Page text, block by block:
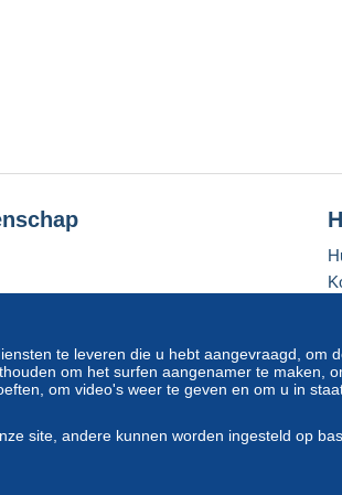
te leveren die u hebt aangevraagd, om
om het surfen aangenamer te maken,
om video's weer te geven en om u in
site, andere kunnen worden ingesteld op